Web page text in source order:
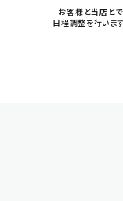
お客様と当店とで
日程調整を行います